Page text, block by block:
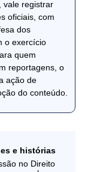
vale registrar
oficiais, com
dos
o exercício
quem
reportagens, o
ação de
do conteúdo.
e histórias
no Direito